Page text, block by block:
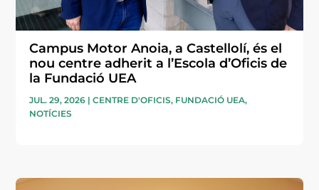
Campus Motor Anoia, a Castellolí, és el
nou centre adherit a l’Escola d’Oficis de
la Fundació UEA
JUL. 29, 2026 |CENTRE D'OFICIS, FUNDACIÓ UEA,
NOTÍCIES